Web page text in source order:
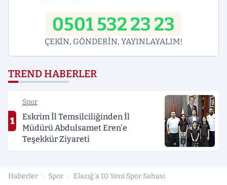
0501 532 23 23
ÇEKİN, GÖNDERİN, YAYINLAYALIM!
TREND HABERLER
1
Spor
Eskrim İl Temsilciliğinden İl
Müdürü Abdulsamet Eren'e
Teşekkür Ziyareti
Haberler Spor Elazığ'a 10 Yeni Spor Sahası